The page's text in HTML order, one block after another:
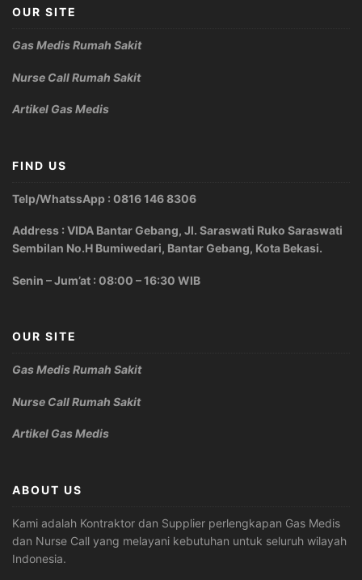
OUR SITE
Gas Medis Rumah Sakit
Nurse Call Rumah Sakit
Artikel Gas Medis
FIND US
Telp/WhatssApp : 0816 146 8306
Address : VIDA Bantar Gebang, Jl. Saraswati Ruko Saraswati
Sembilan No.H Bumiwedari, Bantar Gebang, Kota Bekasi.
Senin – Jum’at : 08:00 – 16:30 WIB
OUR SITE
Gas Medis Rumah Sakit
Nurse Call Rumah Sakit
Artikel Gas Medis
ABOUT US
Kami adalah Kontraktor dan Supplier perlengkapan Gas Medis
dan Nurse Call yang melayani kebutuhan untuk seluruh wilayah
Indonesia.